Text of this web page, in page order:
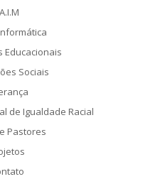
A.I.M
Educacionais
Sociais
de Igualdade Racial
Pastores